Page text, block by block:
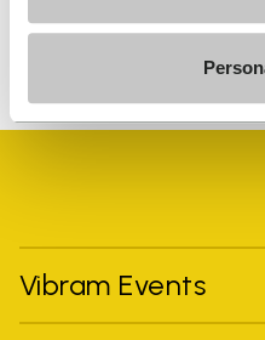
Datenschutzhinweis. Sie
Vibram Events